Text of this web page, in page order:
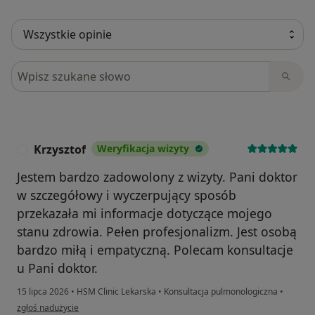
Szukaj w opiniach
Krzysztof Weryfikacja wizyty
Jestem bardzo zadowolony z wizyty. Pani doktor
w szczegółowy i wyczerpujący sposób
przekazała mi informacje dotyczące mojego
stanu zdrowia. Pełen profesjonalizm. Jest osobą
bardzo miłą i empatyczną. Polecam konsultacje
u Pani doktor.
15 lipca 2026 • HSM Clinic Lekarska • Konsultacja pulmonologiczna •
w opinii użytkownika Krzysztof
zgłoś nadużycie